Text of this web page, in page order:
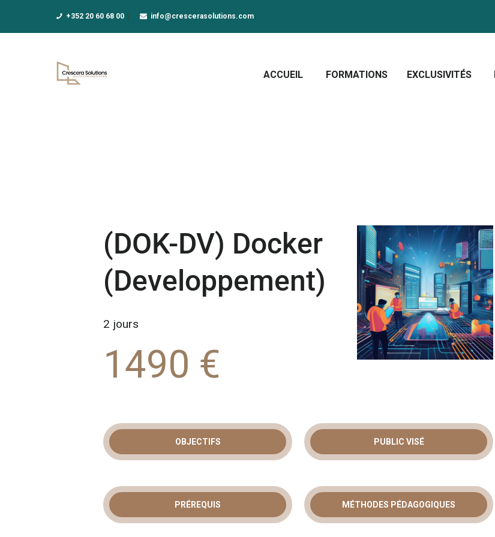
+352 20 60 68 00 info@crescerasolutions.com
ACCUEIL FORMATIONS EXCLUSIVITÉS
FORMATIONS
(DOK-DV) Docker
(Developpement)
2 jours
1490 €
FORMATION DOCKER
POUR DÉVELOPPEURS :
OBJECTIFS PUBLIC VISÉ
PRÉREQUIS MÉTHODES PÉDAGOGIQUES